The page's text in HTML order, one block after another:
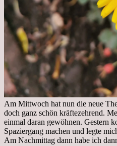
Am Mittwoch hat nun die neue
doch ganz schön kräftezehrend.
einmal daran gewöhnen. Gestern
Spaziergang machen und legte
Am Nachmittag dann habe ich